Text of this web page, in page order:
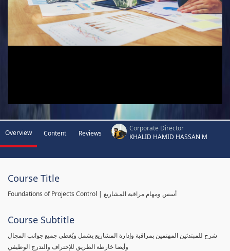
Overview Content Reviews
Corporate Director
KHALID HAMID HASSAN M
Course Title
Foundations of Projects Control | أسس ومهام مراقبة المشاريع
Course Subtitle
شرح للمبتدئين المهتمين بمراقبة وإدارة المشاريع يشمل ويُغطي جميع جوانب المجال
وأيضا خارطة الطريق للإحتراف والتدرج الوظيفي